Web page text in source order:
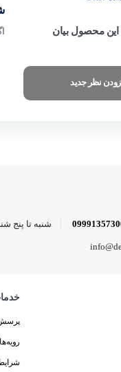
این محصول بیان
نظر جدید
شنبه تا پنج شنبه 9